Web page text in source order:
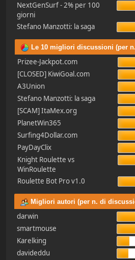
NextGenSurf - 2% per 100
giorni
Stefano Manzotti: la saga
Le 10 migliori discussioni (per
Prizee-Jackpot.com
[CLOSED] KiwiGoal.com
A3Union
Stefano Manzotti: la saga
[SCAM] ItaMex.org
PlanetWin365
Surfing4Dollar.com
PayDayClix
Knight Roulette vs
WinRoulette
Roulette Bot Pro v1.0
Migliori autori (per n. di
darwin
smartmouse
Karelking
davideddu